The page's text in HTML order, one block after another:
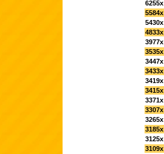
6255x
5584x
5430x
4833x
3977x
3535x
3447x
3433x
3419x
3415x
3371x
3307x
3265x
3185x
3125x
3109x